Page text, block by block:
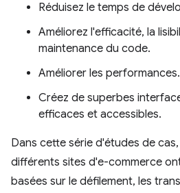
Réduisez le temps de
Améliorez l'efficacité, la
maintenance du code.
Améliorer les performances.
Créez de superbes
efficaces et accessibles.
Dans cette série d'études de
différents sites d'e-commerce
basées sur le défilement, les